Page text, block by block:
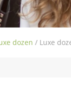
dozen / Luxe